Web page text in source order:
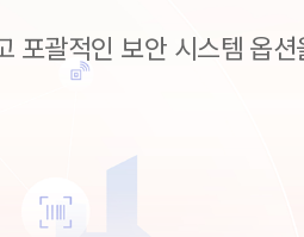
포괄적인 보안 시스템 옵션